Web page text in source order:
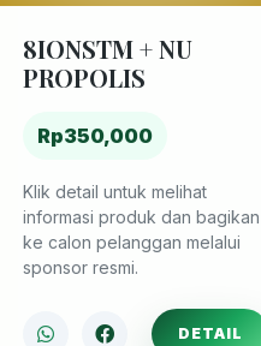
8IONSTM + NU
PROPOLIS
Rp350,000
Klik detail untuk melihat
informasi produk dan bagikan
ke calon pelanggan melalui
sponsor resmi.
DETAIL